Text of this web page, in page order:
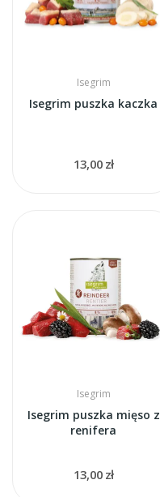
Isegrim
Isegrim puszka kaczka
13,00 zł
Isegrim
Isegrim puszka mięso z
renifera
13,00 zł